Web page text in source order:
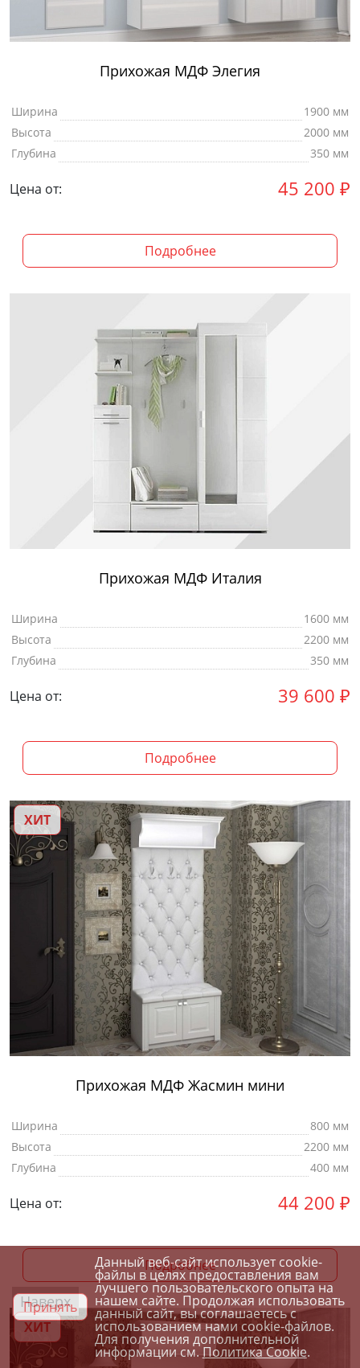
Прихожая МДФ Элегия
Ширина
1900 мм
Высота
2000 мм
Глубина
350 мм
Цена от: 45 200 ₽
Подробнее
Прихожая МДФ Италия
Ширина
1600 мм
Высота
2200 мм
Глубина
350 мм
Цена от: 39 600 ₽
Подробнее
ХИТ
Прихожая МДФ Жасмин мини
Ширина
800 мм
Высота
2200 мм
Глубина
400 мм
Цена от: 44 200 ₽
Подробнее
ХИТ
Наверх
Принять
Данный веб-сайт использует cookie-
файлы в целях предоставления вам
лучшего пользовательского опыта на
нашем сайте. Продолжая использовать
данный сайт, вы соглашаетесь с
использованием нами cookie-файлов.
Для получения дополнительной
информации см.Политика Cookie.